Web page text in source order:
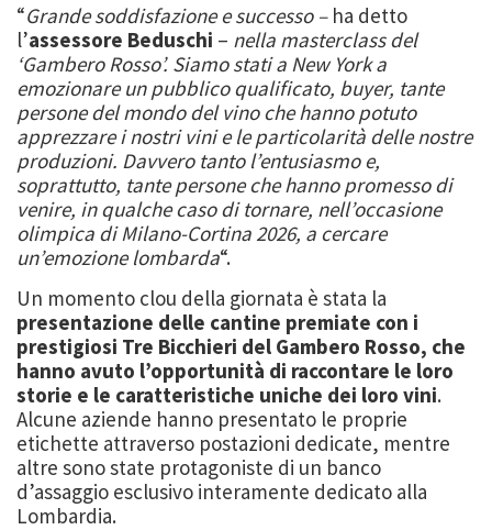
“Grande soddisfazione e successo –ha detto
l’assessore Beduschi – nella masterclass del
‘Gambero Rosso’. Siamo stati a New York a
emozionare un pubblico qualificato, buyer, tante
persone del mondo del vino che hanno potuto
apprezzare i nostri vini e le particolarità delle nostre
produzioni. Davvero tanto l’entusiasmo e,
soprattutto, tante persone che hanno promesso di
venire, in qualche caso di tornare, nell’occasione
olimpica di Milano-Cortina 2026, a cercare
un’emozione lombarda“.
Un momento clou della giornata è stata la
presentazione delle cantine premiate con i
prestigiosi Tre Bicchieri del Gambero Rosso, che
hanno avuto l’opportunità di raccontare le loro
storie e le caratteristiche uniche dei loro vini.
Alcune aziende hanno presentato le proprie
etichette attraverso postazioni dedicate, mentre
altre sono state protagoniste di un banco
d’assaggio esclusivo interamente dedicato alla
Lombardia.